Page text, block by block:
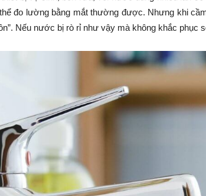
đo lường bằng mắt thường được. Nhưng khi
Nếu nước bị rò rỉ như vậy mà không khắc phục